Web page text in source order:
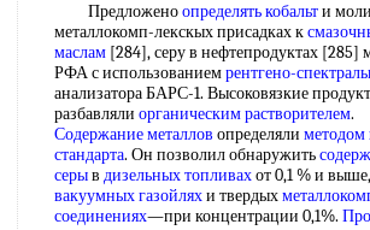
Предложеноопределять кобальти
металлокомп-лекскых присадках к
маслам [284], серу в нефтепродуктах [285]
РФА с использованиемрентгено-
анализатора БАРС-1. Высоковязкие
разбавляли органическим растворителем.
Содержание металлов определяли методом
стандарта. Он позволил обнаружить
серыв дизельных топливахот 0,1 % и
вакуумных газойляхи твердых
соединениях—при концентрации 0,1%.